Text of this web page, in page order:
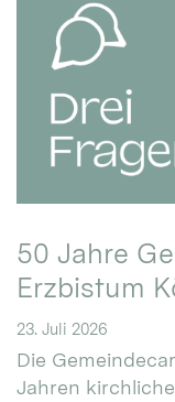
50 Jahre
Erzbistum
23. Juli 2026
Die
Jahren